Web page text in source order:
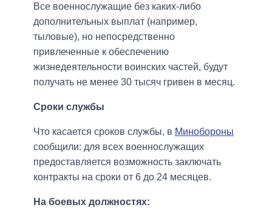
Все военнослужащие без каких-либо
дополнительных выплат (например,
тыловые), но непосредственно
привлеченные к обеспечению
жизнедеятельности воинских частей, будут
получать не менее 30 тысяч гривен в месяц.
Сроки службы
Что касается сроков службы, в Минобороны
сообщили: для всех военнослужащих
предоставляется возможность заключать
контракты на сроки от 6 до 24 месяцев.
На боевых должностях: